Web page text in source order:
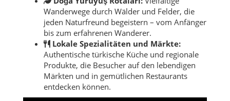
Wanderwege durch Wälder und Felder, die
jeden Naturfreund begeistern – vom Anfänger
bis zum erfahrenen Wanderer.
Lokale Spezialitäten und Märkte:
Authentische türkische Küche und regionale
Produkte, die Besucher auf den lebendigen
Märkten und in gemütlichen Restaurants
entdecken können.